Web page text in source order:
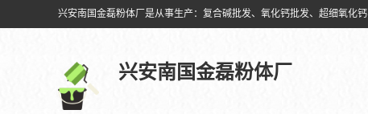
兴安南国金磊粉体厂